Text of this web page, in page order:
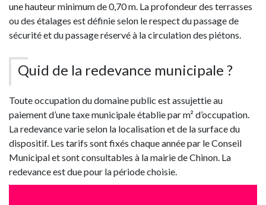
une hauteur minimum de 0,70 m. La profondeur des terrasses
ou des étalages est définie selon le respect du passage de
sécurité et du passage réservé à la circulation des piétons.
Quid de la redevance municipale ?
Toute occupation du domaine public est assujettie au
paiement d’une taxe municipale établie par m² d’occupation.
La redevance varie selon la localisation et de la surface du
dispositif. Les tarifs sont fixés chaque année par le Conseil
Municipal et sont consultables à la mairie de Chinon. La
redevance est due pour la période choisie.